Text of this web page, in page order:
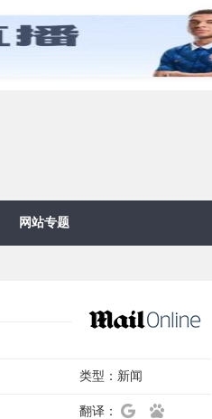
网站专题
类型： 新闻
翻译：